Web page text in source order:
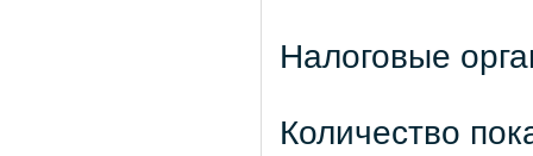
Налоговые
Количество